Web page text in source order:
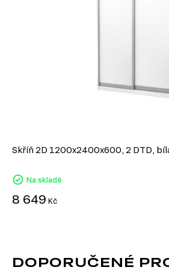
Skříň 2D 1200x2400x600, 2 DTD,
Na skladě
8 649 Kč
DOPORUČENÉ